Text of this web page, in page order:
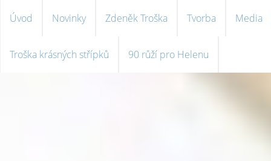
Úvod Novinky Zdeněk Troška Tvorba Media
Troška krásných střípků 90 růží pro Helenu